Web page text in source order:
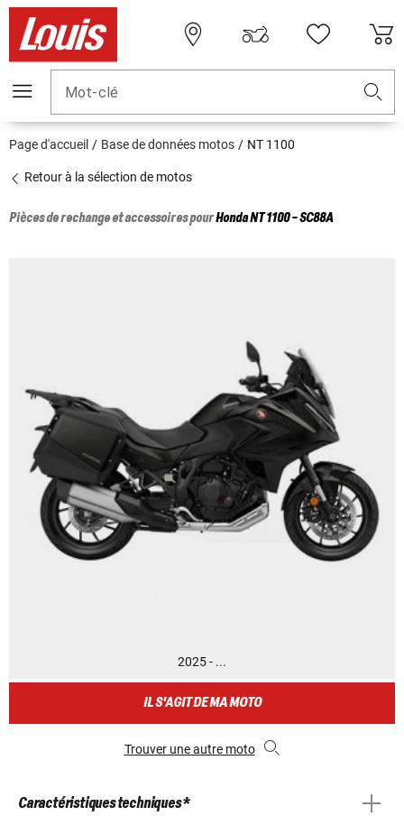
Mot-clé
Page d'accueil Base de données motos NT 1100
Retour à la sélection de motos
Pièces de rechange et accessoires pourHondaNT 1100 - SC88A
2025 - ...
IL S'AGIT DE MA MOTO
Trouver une autre moto
Caractéristiques techniques *